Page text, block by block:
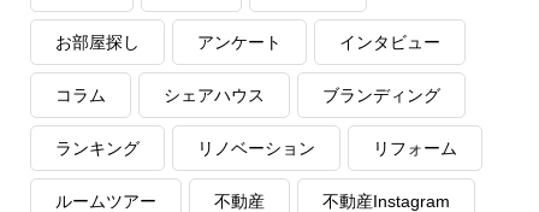
お部屋探し アンケート インタビュー
コラム シェアハウス ブランディング
ランキング リノベーション リフォーム
ルームツアー 不動産 不動産Instagram